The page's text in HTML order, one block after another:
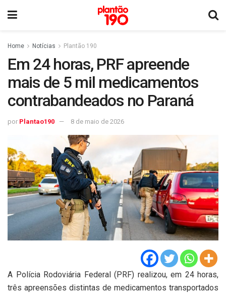
Home Notícias Plantão 190
Em 24 horas, PRF apreende
mais de 5 mil medicamentos
contrabandeados no Paraná
por Plantao190 8 de maio de 2026
A Polícia Rodoviária Federal (PRF) realizou, em 24 horas,
três apreensões distintas de medicamentos transportados